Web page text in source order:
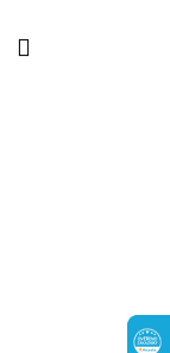
& Szabadidő
Kosár